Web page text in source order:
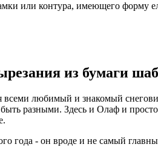
или контура, имеющего форму
из бумаги
всеми любимый и знакомый
разными. Здесь и Олаф и
года - он вроде и не самый